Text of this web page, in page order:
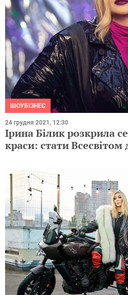
ШОУБІЗНЕС
24 грудня 2021, 12:30
Ірина Білик розкрила
краси: стати Всесвітом